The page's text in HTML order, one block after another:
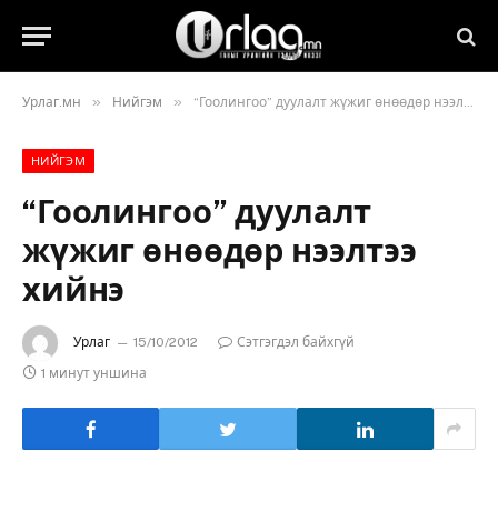
Урлаг.мн » Нийгэм » “Гоолингоо” дуулалт жүжиг өнөөдөр нээлтээ хийнэ
НИЙГЭМ
“Гоолингоо” дуулалт
жүжиг өнөөдөр нээлтээ
хийнэ
Урлаг 15/10/2012
Сэтгэгдэл байхгүй
1 минут уншина